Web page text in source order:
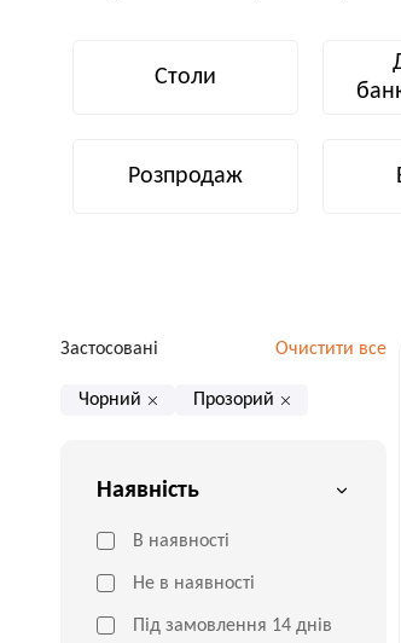
Столи
Розпродаж
Застосовані Очистити все
Чорний Прозорий
Наявність
В наявності
Не в наявності
Під замовлення 14 днів